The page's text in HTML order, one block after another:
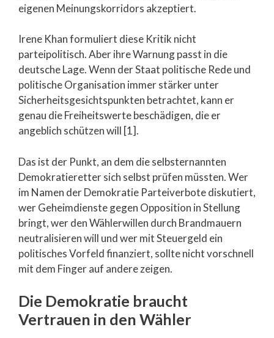
eigenen Meinungskorridors akzeptiert.
Irene Khan formuliert diese Kritik nicht
parteipolitisch. Aber ihre Warnung passt in die
deutsche Lage. Wenn der Staat politische Rede und
politische Organisation immer stärker unter
Sicherheitsgesichtspunkten betrachtet, kann er
genau die Freiheitswerte beschädigen, die er
angeblich schützen will [1].
Das ist der Punkt, an dem die selbsternannten
Demokratieretter sich selbst prüfen müssten. Wer
im Namen der Demokratie Parteiverbote diskutiert,
wer Geheimdienste gegen Opposition in Stellung
bringt, wer den Wählerwillen durch Brandmauern
neutralisieren will und wer mit Steuergeld ein
politisches Vorfeld finanziert, sollte nicht vorschnell
mit dem Finger auf andere zeigen.
Die Demokratie braucht
Vertrauen in den Wähler